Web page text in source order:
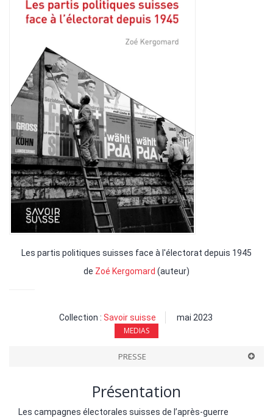
Les partis politiques suisses face à l'électorat depuis 1945
de Zoé Kergomard (auteur)
Collection : Savoir suisse mai 2023
MEDIAS
PRESSE
Présentation
Les campagnes électorales suisses de l’après-guerre